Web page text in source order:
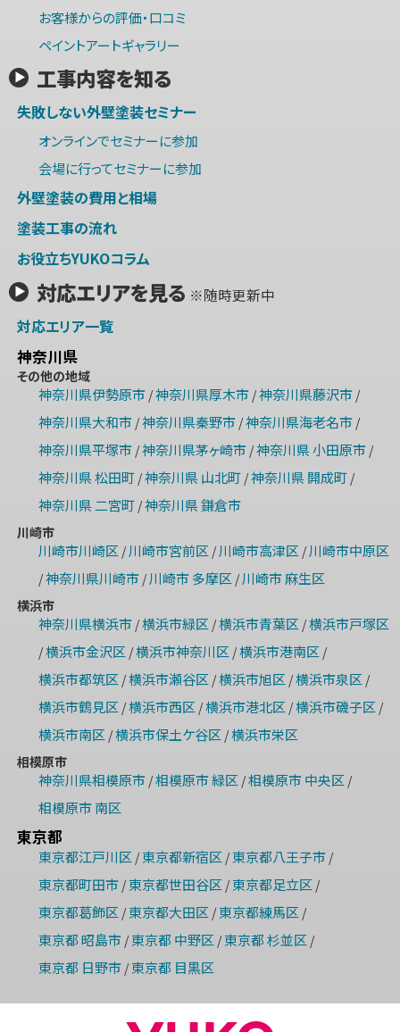
お客様からの評価・口コミ
ペイントアートギャラリー
工事内容を知る
失敗しない外壁塗装セミナー
オンラインでセミナーに参加
会場に行ってセミナーに参加
外壁塗装の費用と相場
塗装工事の流れ
お役立ちYUKOコラム
対応エリアを見る ※随時更新中
対応エリア一覧
神奈川県
その他の地域
神奈川県伊勢原市/神奈川県厚木市/神奈川県藤沢市/
神奈川県大和市/神奈川県秦野市/神奈川県海老名市/
神奈川県平塚市/神奈川県茅ヶ崎市/神奈川県 小田原市/
神奈川県 松田町/神奈川県 山北町/神奈川県 開成町/
神奈川県 二宮町/神奈川県 鎌倉市
川崎市
川崎市川崎区/ 川崎市宮前区/ 川崎市高津区/ 川崎市中原区
/神奈川県川崎市/ 川崎市 多摩区/ 川崎市 麻生区
横浜市
神奈川県横浜市/横浜市緑区/横浜市青葉区/横浜市戸塚区
/横浜市金沢区/横浜市神奈川区/横浜市港南区/
横浜市都筑区/横浜市瀬谷区/横浜市旭区/横浜市泉区/
横浜市鶴見区/横浜市西区/横浜市港北区/横浜市磯子区/
横浜市南区/横浜市保土ケ谷区/横浜市栄区
相模原市
神奈川県相模原市/相模原市 緑区/相模原市 中央区/
相模原市 南区
東京都
東京都江戸川区/ 東京都新宿区/ 東京都八王子市/
東京都町田市/ 東京都世田谷区/ 東京都足立区/
東京都葛飾区/ 東京都大田区/ 東京都練馬区/
東京都 昭島市/ 東京都 中野区/ 東京都 杉並区/
東京都 日野市/ 東京都 目黒区